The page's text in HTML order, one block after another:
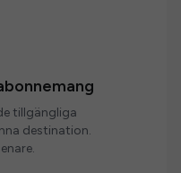
tillgängliga
destination.